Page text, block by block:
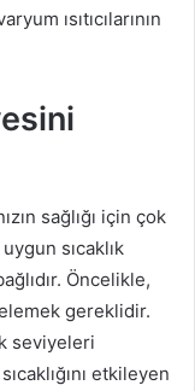
ısıtıcılarının
sağlığı için çok
sıcaklık
Öncelikle,
gereklidir.
seviyeleri
etkileyen